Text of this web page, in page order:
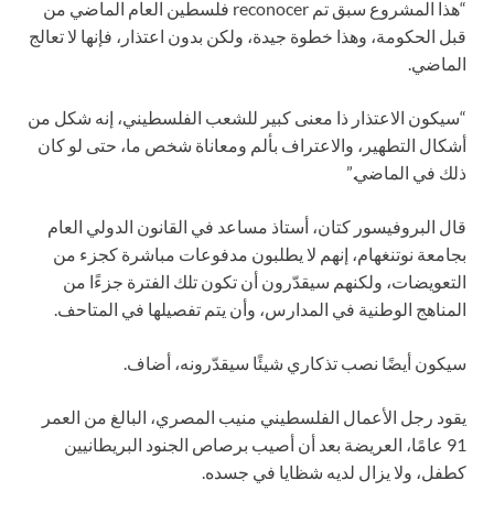
“هذا المشروع سبق تم reconocer فلسطين العام الماضي من
قبل الحكومة، وهذا خطوة جيدة، ولكن بدون اعتذار، فإنها لا تعالج
الماضي.
“سيكون الاعتذار ذا معنى كبير للشعب الفلسطيني، إنه شكل من
أشكال التطهير، والاعتراف بألم ومعاناة شخص ما، حتى لو كان
ذلك في الماضي.”
قال البروفيسور كتان، أستاذ مساعد في القانون الدولي العام
بجامعة نوتنغهام، إنهم لا يطلبون مدفوعات مباشرة كجزء من
التعويضات، ولكنهم سيقدّرون أن تكون تلك الفترة جزءًا من
المناهج الوطنية في المدارس، وأن يتم تفصيلها في المتاحف.
سيكون أيضًا نصب تذكاري شيئًا سيقدّرونه، أضاف.
يقود رجل الأعمال الفلسطيني منيب المصري، البالغ من العمر
91 عامًا، العريضة بعد أن أصيب برصاص الجنود البريطانيين
كطفل، ولا يزال لديه شظايا في جسده.